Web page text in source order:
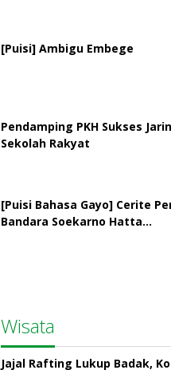
[Puisi] Ambigu Embege
Pendamping PKH Sukses
Sekolah Rakyat
[Puisi Bahasa Gayo] Cerite
Bandara Soekarno Hatta…
Wisata
Jajal Rafting Lukup Badak,